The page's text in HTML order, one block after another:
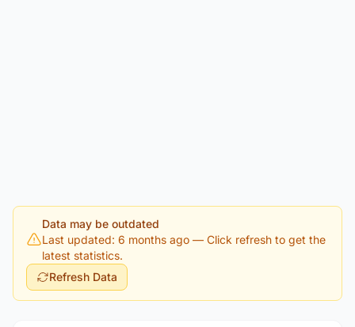
Data may be outdated
Last updated: 6 months ago — Click refresh to get the
latest statistics.
Refresh Data